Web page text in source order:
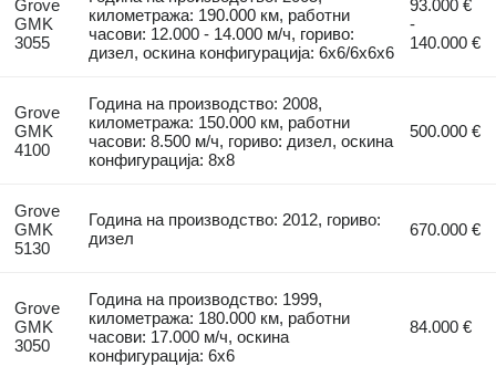
Grove
GMK
3055
километража: 190.000 км, работни
часови: 12.000 - 14.000 м/ч, гориво:
дизел, оскина конфигурација: 6x6/6x6x6
93.000 €
-
140.000 €
Grove
GMK
4100
Година на производство: 2008,
километража: 150.000 км, работни
часови: 8.500 м/ч, гориво: дизел, оскина
конфигурација: 8x8
500.000 €
Grove
GMK
5130
Година на производство: 2012, гориво:
дизел
670.000 €
Grove
GMK
3050
Година на производство: 1999,
километража: 180.000 км, работни
часови: 17.000 м/ч, оскина
конфигурација: 6x6
84.000 €